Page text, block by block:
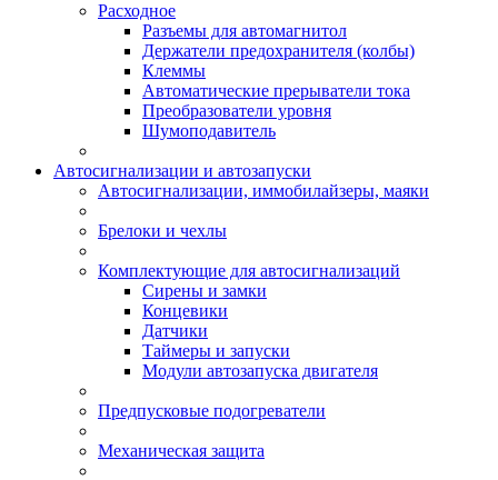
Расходное
Разъемы для автомагнитол
Держатели предохранителя (колбы)
Клеммы
Автоматические прерыватели тока
Преобразователи уровня
Шумоподавитель
Автосигнализации и автозапуски
Автосигнализации, иммобилайзеры, маяки
Брелоки и чехлы
Комплектующие для автосигнализаций
Сирены и замки
Концевики
Датчики
Таймеры и запуски
Модули автозапуска двигателя
Предпусковые подогреватели
Механическая защита